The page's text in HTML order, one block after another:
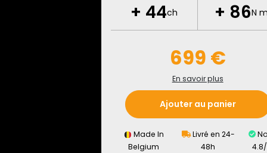
+ 44ch + 86N
699 €
En savoir plus
Ajouter au panier
Made In
Belgium
Livré en 24-
48h